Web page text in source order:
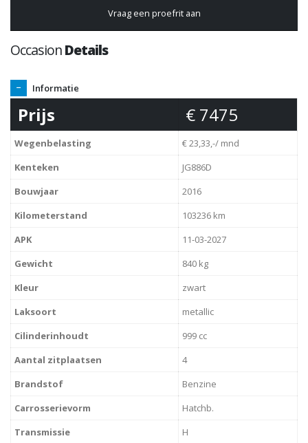
Vraag een proefrit aan
OccasionDetails
Informatie
Prijs € 7475
Wegenbelasting
€ 23,33,-/ mnd
Kenteken
JG886D
Bouwjaar
2016
Kilometerstand
103236 km
APK
11-03-2027
Gewicht
840 kg
Kleur
zwart
Laksoort
metallic
Cilinderinhoudt
999 cc
Aantal zitplaatsen
4
Brandstof
Benzine
Carrosserievorm
Hatchb.
Transmissie
H